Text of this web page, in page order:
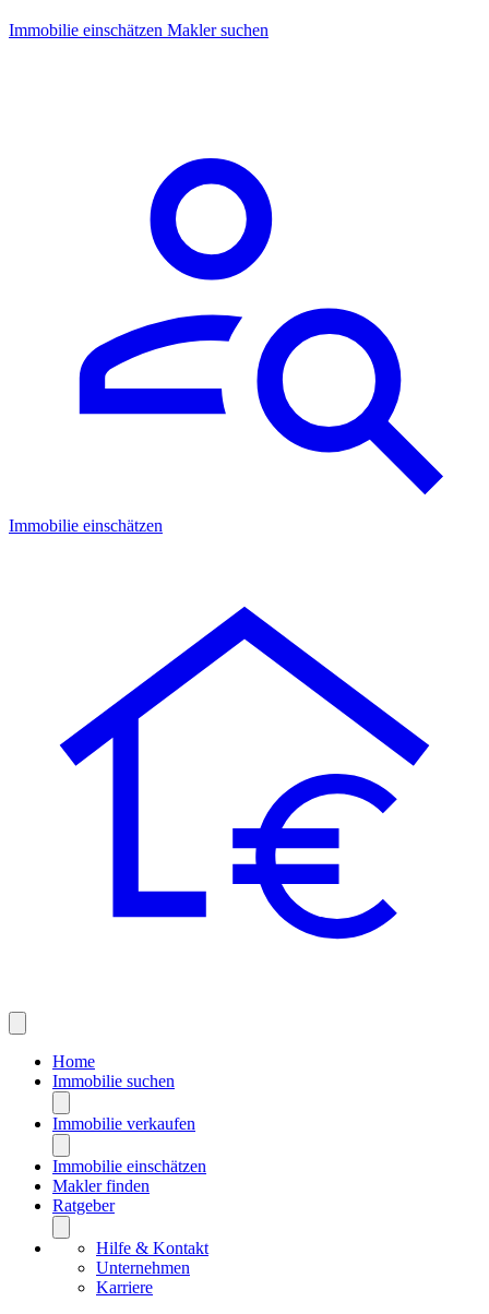
Immobilie einschätzen Makler suchen
Immobilie einschätzen
Home
Immobilie suchen
Immobilie verkaufen
Immobilie einschätzen
Makler finden
Ratgeber
Hilfe & Kontakt
Unternehmen
Karriere